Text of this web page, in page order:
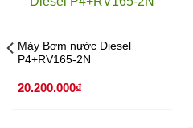
Máy Bơm nước Diesel
P4+RV165-2N
20.200.000₫